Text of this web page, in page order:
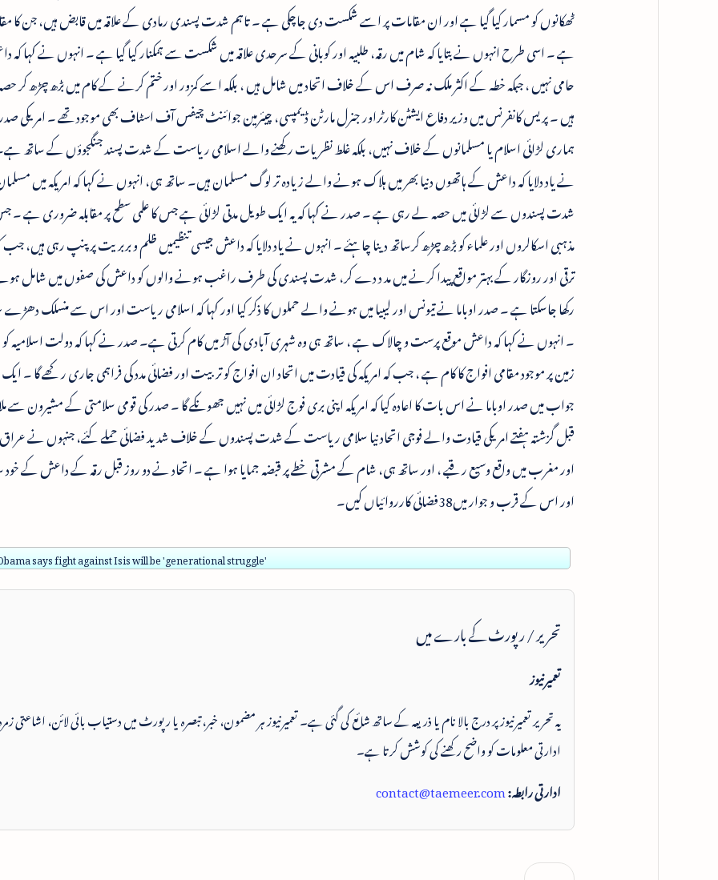
ٹھکانوں کو مسمار کیا گیا ہے اور ان مقامات پر اسے شکست دی جاچکی ہے ۔ تاہم شدت پسندی رمادی کے علاقہ میں قابض ہیں، جن کا
ہے ۔ اسی طرح انہوں نے بتایا کہ شام میں رقہ، طلبیہ اور کوبانی کے سرحدی علاقہ میں شکست سے ہمکنار کیا گیا ہے ۔ انہوں نے کہا کہ
حامی نہیں ، جبکہ خطہ کے اکثر ملک نہ صرف اس کے خلاف اتحاد میں شامل ہیں ، بلکہ اسے کمزور اور ختم کرنے کے کام میں بڑھ چڑھ
ہیں ۔ پریس کانفرنس میں وزیر دفاع ایشٹن کارٹراور جنرل مارٹن ڈیمپسی، چیئرمین جوائنٹ چیفس آف اسٹاف بھی موجود تھے ۔ امریکی
ہماری لڑائی اسلام یا مسلمانوں کے خلاف نہیں، بلکہ غلط نظریات رکھنے والے اسلامی ریاست کے شدت پسند جنگجوؤں کے ساتھ
نے یاد دلایا کہ داعش کے ہاتھوں دنیا بھر میں ہلاک ہونے والے زیادہ تر لوگ مسلمان ہیں۔ ساتھ ہی، انہوں نے کہا کہ امریکہ میں
شدت پسندوں سے لڑائی میں حصہ لے رہی ہے ۔ صدر نے کہا کہ یہ ایک طویل مدتی لڑائی ہے جس کا علمی سطح پر مقابلہ ضروری ہے
مذہبی اسکالروں اور علماء کو بڑھ چڑھ کرساتھ دینا چاہئے ۔ انہوں نے یاد دلایا کہ داعش جیسی تنظیمیں ظلم و بربریت پر پنپ رہی ہیں، جب
ترقی اور روزگار کے بہتر مواقع پیدا کرنے میں مد د دے کر، شدت پسندی کی طرف راغب ہونے والوں کو داعش کی صفوں میں شامل
رکھا جاسکتا ہے ۔ صدر اوباما نے تیونس اور لیبیا میں ہونے والے حملوں کا ذکر کیا اور کہا کہ اسلامی ریاست اور اس سے منسلک
۔ انہوں نے کہا کہ داعش موقع پرست و چالاک ہے ، ساتھ ہی وہ شہری آبادی کی آڑ میں کام کرتی ہے۔ صدر نے کہا کہ دولت اسلامیہ
زمین پر موجود مقامی افواج کا کام ہے ، جب کہ امریکہ کی قیادت میں اتحاد ان افواج کو تربیت اور فضائی مدد کی فراہمی جاری رکھے گا ۔
جواب میں صدر اوباما نے اس بات کا اعادہ کیا کہ امریکہ اپنی بری فوج لڑائی میں نہیں جھونکے گا ۔ صدر کی قومی سلامتی کے مشیرون
قبل گزشتہ ہفتے امریکی قیادت والے فوجی اتحاد نیا سلامی ریاست کے شدت پسندوں کے خلاف شدید فضائی حملے کئے، جنہوں نے
اور مغرب میں واقع وسیع رقبے ، اور ساتھ ہی، شام کے مشرقی خطے پر قبضہ جمایا ہوا ہے ۔ اتحاد نے دو روز قبل رقہ کے داعش کے خود
اور اس کے قرب و جوار میں38فضائی کارروائیاں کیں۔
says fight against Isis will be 'generational struggle'
تحریر / رپورٹ کے بارے میں
تعمیرنیوز
یہ تحریر تعمیرنیوز پر درج بالا نام یا ذریعہ کے ساتھ شائع کی گئی ہے۔ تعمیرنیوز ہر مضمون، خبر، تبصرہ یا رپورٹ میں دستیاب بائی لائن، اشاعتی
ادارتی معلومات کو واضح رکھنے کی کوشش کرتا ہے۔
ادارتی رابطہ:contact@taemeer.com